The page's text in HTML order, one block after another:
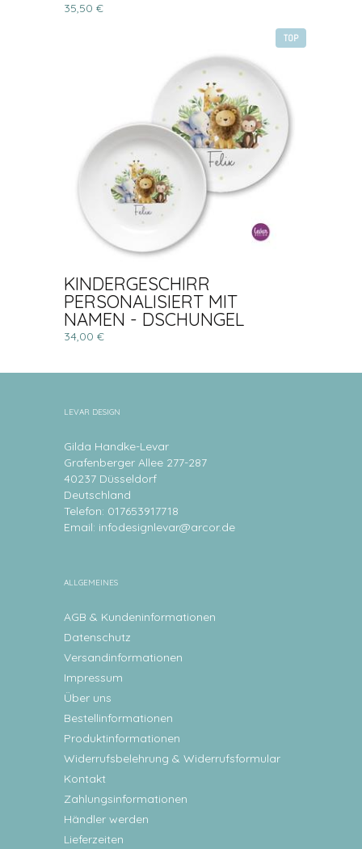
35,50 €
TOP
KINDERGESCHIRR
PERSONALISIERT MIT
NAMEN - DSCHUNGEL
34,00 €
LEVAR DESIGN
Gilda Handke-Levar
Grafenberger Allee 277-287
40237 Düsseldorf
Deutschland
Telefon: 017653917718
Email: infodesignlevar@arcor.de
ALLGEMEINES
AGB & Kundeninformationen
Datenschutz
Versandinformationen
Impressum
Über uns
Bestellinformationen
Produktinformationen
Widerrufsbelehrung & Widerrufsformular
Kontakt
Zahlungsinformationen
Händler werden
Lieferzeiten